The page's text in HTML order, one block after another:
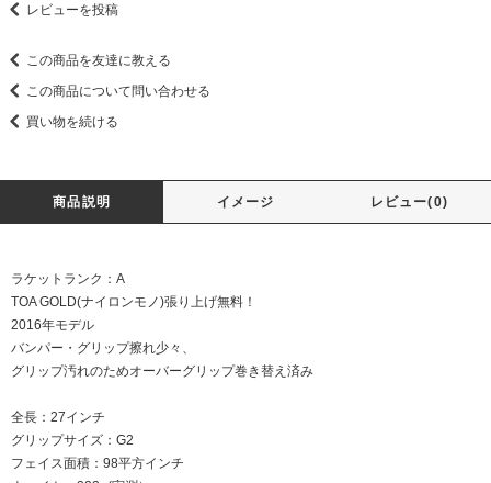
レビューを投稿
この商品を友達に教える
この商品について問い合わせる
買い物を続ける
商品説明 イメージ レビュー(0)
ラケットランク：A
TOA GOLD(ナイロンモノ)張り上げ無料！
2016年モデル
バンパー・グリップ擦れ少々、
グリップ汚れのためオーバーグリップ巻き替え済み
全長：27インチ
グリップサイズ：G2
フェイス面積：98平方インチ